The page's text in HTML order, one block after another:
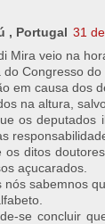
, Portugal
31
Mira veio na
do Congresso
em causa dos
na altura,
os deputados
os ditos
açucarados.
nós sabemnos
se concluir